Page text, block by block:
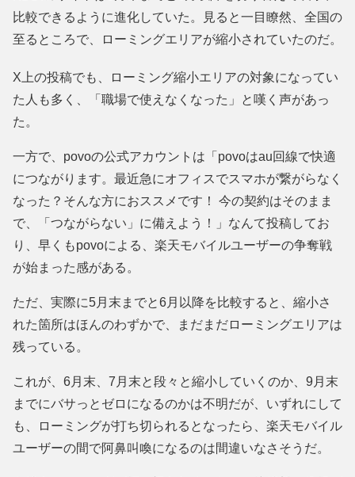
比較できるように進化していた。見ると一目瞭然、全国の
至るところで、ローミングエリアが縮小されていたのだ。
X上の投稿でも、ローミング縮小エリアの対象になってい
た人も多く、「職場で使えなくなった」と嘆く声があっ
た。
一方で、povoの公式アカウントは「povoはau回線で快適
につながります。最近急にオフィスでスマホが繋がらなく
なった？そんな方におススメです！ 今の契約はそのまま
で、「つながらない」に備えよう！」なんて投稿してお
り、早くもpovoによる、楽天モバイルユーザーの争奪戦
が始まった感がある。
ただ、実際に5月末までと6月以降を比較すると、縮小さ
れた箇所はほんのわずかで、まだまだローミングエリアは
残っている。
これが、6月末、7月末と段々と縮小していくのか、9月末
までにバサっとゼロになるのかは不明だが、いずれにして
も、ローミングが打ち切られるとなったら、楽天モバイル
ユーザーの間で阿鼻叫喚になるのは間違いなさそうだ。